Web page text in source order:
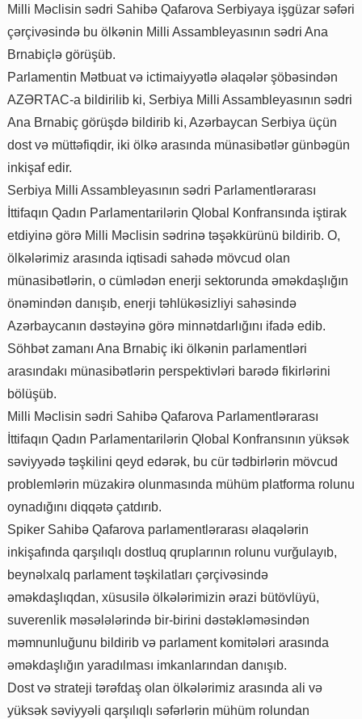
Milli Məclisin sədri Sahibə Qafarova Serbiyaya işgüzar səfəri
çərçivəsində bu ölkənin Milli Assambleyasının sədri Ana
Brnabiçlə görüşüb.
Parlamentin Mətbuat və ictimaiyyətlə əlaqələr şöbəsindən
AZƏRTAC-a bildirilib ki, Serbiya Milli Assambleyasının sədri
Ana Brnabiç görüşdə bildirib ki, Azərbaycan Serbiya üçün
dost və müttəfiqdir, iki ölkə arasında münasibətlər günbəgün
inkişaf edir.
Serbiya Milli Assambleyasının sədri Parlamentlərarası
İttifaqın Qadın Parlamentarilərin Qlobal Konfransında iştirak
etdiyinə görə Milli Məclisin sədrinə təşəkkürünü bildirib. O,
ölkələrimiz arasında iqtisadi sahədə mövcud olan
münasibətlərin, o cümlədən enerji sektorunda əməkdaşlığın
önəmindən danışıb, enerji təhlükəsizliyi sahəsində
Azərbaycanın dəstəyinə görə minnətdarlığını ifadə edib.
Söhbət zamanı Ana Brnabiç iki ölkənin parlamentləri
arasındakı münasibətlərin perspektivləri barədə fikirlərini
bölüşüb.
Milli Məclisin sədri Sahibə Qafarova Parlamentlərarası
İttifaqın Qadın Parlamentarilərin Qlobal Konfransının yüksək
səviyyədə təşkilini qeyd edərək, bu cür tədbirlərin mövcud
problemlərin müzakirə olunmasında mühüm platforma rolunu
oynadığını diqqətə çatdırıb.
Spiker Sahibə Qafarova parlamentlərarası əlaqələrin
inkişafında qarşılıqlı dostluq qruplarının rolunu vurğulayıb,
beynəlxalq parlament təşkilatları çərçivəsində
əməkdaşlıqdan, xüsusilə ölkələrimizin ərazi bütövlüyü,
suverenlik məsələlərində bir-birini dəstəkləməsindən
məmnunluğunu bildirib və parlament komitələri arasında
əməkdaşlığın yaradılması imkanlarından danışıb.
Dost və strateji tərəfdaş olan ölkələrimiz arasında ali və
yüksək səviyyəli qarşılıqlı səfərlərin mühüm rolundan